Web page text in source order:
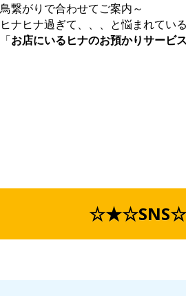
鳥繋がりで合わせてご案内～
ヒナヒナ過ぎて、、、と悩まれてい
「お店にいるヒナのお預かりサービス